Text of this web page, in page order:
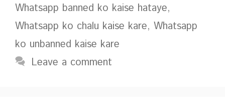
Whatsapp banned ko kaise hataye,
Whatsapp ko chalu kaise kare, Whatsapp
ko unbanned kaise kare
Leave a comment